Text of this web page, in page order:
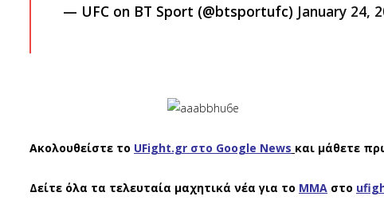
— UFC on BT Sport (@btsportufc) January 24,
Ακολουθείστε το UFight.gr στο Google News και μάθετε
Δείτε όλα τα τελευταία μαχητικά νέα για το ΜΜΑ στο